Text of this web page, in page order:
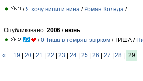
/ Я хочу випити вина / Роман Коляда /
Опубликовано: 2006 /июнь
/0 Тиша в темряві звірком / ТИША /
« 19 | 20 | 21 | 22 | 23 | 24 | 25 | 26 | 27 | 28 | 29